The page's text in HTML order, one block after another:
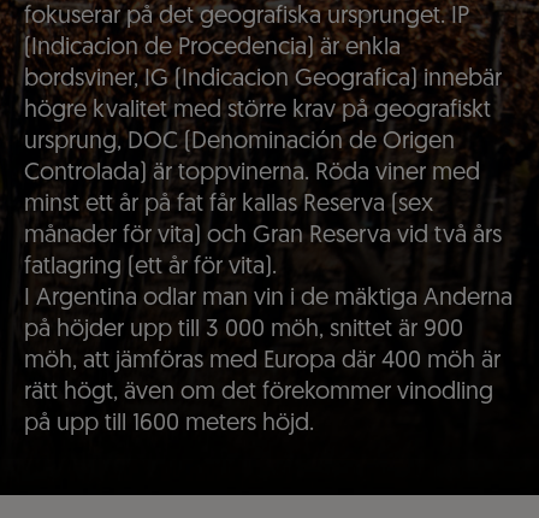
fokuserar på det geografiska ursprunget. IP
(Indicacion de Procedencia) är enkla
bordsviner, IG (Indicacion Geografica) innebär
högre kvalitet med större krav på geografiskt
ursprung, DOC (Denominación de Origen
Controlada) är toppvinerna. Röda viner med
minst ett år på fat får kallas Reserva (sex
månader för vita) och Gran Reserva vid två års
fatlagring (ett år för vita).
I Argentina odlar man vin i de mäktiga Anderna
på höjder upp till 3 000 möh, snittet är 900
möh, att jämföras med Europa där 400 möh är
rätt högt, även om det förekommer vinodling
på upp till 1600 meters höjd.